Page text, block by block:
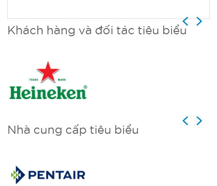
Khách hàng và đối tác tiêu biểu
Previous
Next
Nhà cung cấp tiêu biểu
Previous
Next